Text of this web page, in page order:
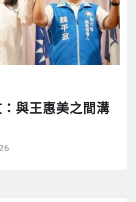
與王惠美之間溝